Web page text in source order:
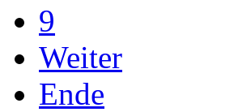
9
Weiter
Ende